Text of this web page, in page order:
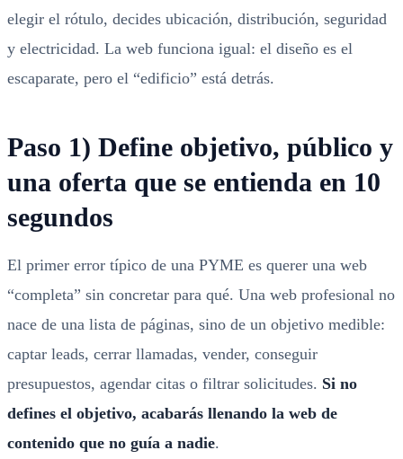
elegir el rótulo, decides ubicación, distribución, seguridad
y electricidad. La web funciona igual: el diseño es el
escaparate, pero el “edificio” está detrás.
Paso 1) Define objetivo, público y
una oferta que se entienda en 10
segundos
El primer error típico de una PYME es querer una web
“completa” sin concretar para qué. Una web profesional no
nace de una lista de páginas, sino de un objetivo medible:
captar leads, cerrar llamadas, vender, conseguir
presupuestos, agendar citas o filtrar solicitudes. Si no
defines el objetivo, acabarás llenando la web de
contenido que no guía a nadie.